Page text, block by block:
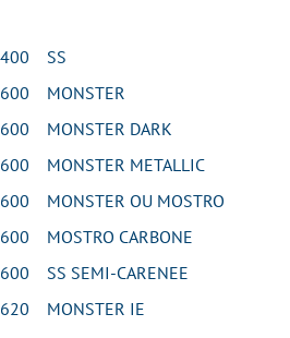
SS
MONSTER
MONSTER DARK
MONSTER METALLIC
MONSTER OU MOSTRO
MOSTRO CARBONE
SS SEMI-CARENEE
MONSTER IE